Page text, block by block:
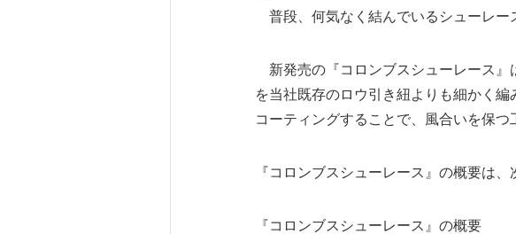
普段、何気なく結んでいるシューレー
新発売の『コロンブスシューレース』
を当社既存のロウ引き紐よりも細かく
コーティングすることで、風合いを保つ
『コロンブスシューレース』の概要は、
『コロンブスシューレース』の概要